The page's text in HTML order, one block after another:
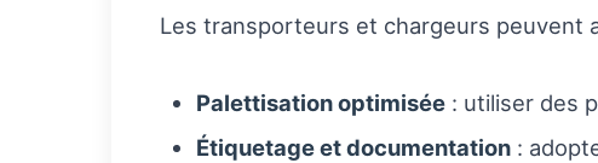
Les transporteurs et chargeurs peuvent
Palettisation optimisée : utiliser des
Étiquetage et documentation :